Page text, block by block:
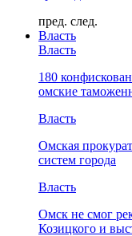
пред. след.
Власть
Власть
180
омские
Власть
Омская
систем города
Власть
Омск не смог
Козицкого и